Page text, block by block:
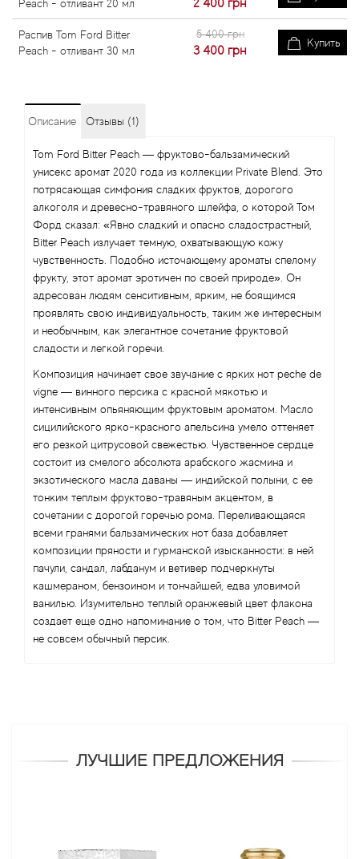
Peach - отливант 20 мл 2 400 грн
Распив Tom Ford Bitter
Peach - отливант 30 мл
5 400 грн
3 400 грн
Купить
Описание Отзывы (1)
Tom Ford Bitter Peach — фруктово-бальзамический
унисекс аромат 2020 года из коллекции Private Blend. Это
потрясающая симфония сладких фруктов, дорогого
алкоголя и древесно-травяного шлейфа, о которой Том
Форд сказал: «Явно сладкий и опасно сладострастный,
Bitter Peach излучает темную, охватывающую кожу
чувственность. Подобно источающему ароматы спелому
фрукту, этот аромат эротичен по своей природе». Он
адресован людям сенситивным, ярким, не боящимся
проявлять свою индивидуальность, таким же интересным
и необычным, как элегантное сочетание фруктовой
сладости и легкой горечи.
Композиция начинает свое звучание с ярких нот peche de
vigne — винного персика с красной мякотью и
интенсивным опьяняющим фруктовым ароматом. Масло
сицилийского ярко-красного апельсина умело оттеняет
его резкой цитрусовой свежестью. Чувственное сердце
состоит из смелого абсолюта арабского жасмина и
экзотического масла даваны — индийской полыни, с ее
тонким теплым фруктово-травяным акцентом, в
сочетании с дорогой горечью рома. Переливающаяся
всеми гранями бальзамических нот база добавляет
композиции пряности и гурманской изысканности: в ней
пачули, сандал, лабданум и ветивер подчеркнуты
кашмераном, бензоином и тончайшей, едва уловимой
ванилью. Изумительно теплый оранжевый цвет флакона
создает еще одно напоминание о том, что Bitter Peach —
не совсем обычный персик.
ЛУЧШИЕ ПРЕДЛОЖЕНИЯ